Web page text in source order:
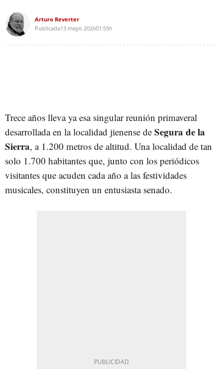
Arturo Reverter
Publicada13 mayo 202601:55h
Trece años lleva ya esa singular reunión primaveral
desarrollada en la localidad jienense de Segura de la
Sierra, a 1.200 metros de altitud. Una localidad de tan
solo 1.700 habitantes que, junto con los periódicos
visitantes que acuden cada año a las festividades
musicales, constituyen un entusiasta senado.